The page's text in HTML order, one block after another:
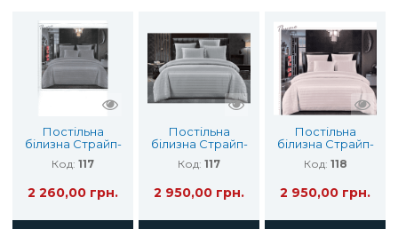
Постільна
білизна Страйп-
Сатин 150х210
Код: 117
2 260,00 грн.
Постільна
білизна Cтрайп-
Сатин (євро)
Код: 117
2 950,00 грн.
Постільна
білизна Cтрайп-
Сатин (євро)
Код: 118
2 950,00 грн.